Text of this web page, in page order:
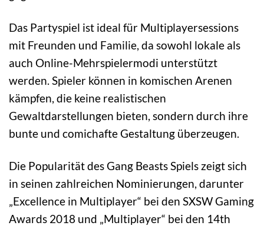
Das Partyspiel ist ideal für Multiplayersessions
mit Freunden und Familie, da sowohl lokale als
auch Online-Mehrspielermodi unterstützt
werden. Spieler können in komischen Arenen
kämpfen, die keine realistischen
Gewaltdarstellungen bieten, sondern durch ihre
bunte und comichafte Gestaltung überzeugen.
Die Popularität des Gang Beasts Spiels zeigt sich
in seinen zahlreichen Nominierungen, darunter
„Excellence in Multiplayer“ bei den SXSW Gaming
Awards 2018 und „Multiplayer“ bei den 14th